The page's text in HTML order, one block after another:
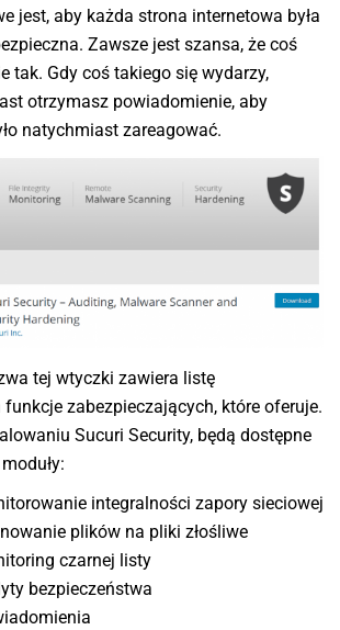
jest, aby każda strona internetowa była
Zawsze jest szansa, że coś
tak. Gdy coś takiego się wydarzy,
otrzymasz powiadomienie, aby
natychmiast zareagować.
tej wtyczki zawiera listę
funkcje zabezpieczających, które oferuje.
Sucuri Security, będą dostępne
integralności zapory sieciowej
plików na pliki złośliwe
czarnej listy
bezpieczeństwa